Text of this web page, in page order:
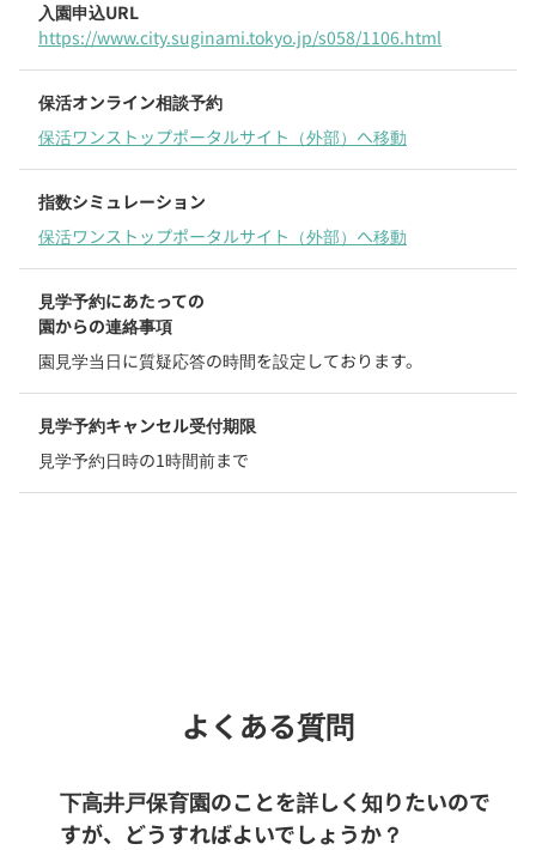
入園申込URL
https://www.city.suginami.tokyo.jp/s058/1106.html
保活オンライン相談予約
保活ワンストップポータルサイト（外部）へ移動
指数シミュレーション
保活ワンストップポータルサイト（外部）へ移動
見学予約にあたっての
園からの連絡事項
園見学当日に質疑応答の時間を設定しております。
見学予約キャンセル受付期限
見学予約日時の1時間前まで
よくある質問
下高井戸保育園のことを詳しく知りたいので
すが、どうすればよいでしょうか？